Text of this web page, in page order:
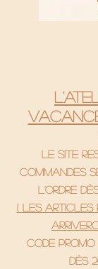
le site
commandes
l'ordre
( Les articles
code promo -
Dès